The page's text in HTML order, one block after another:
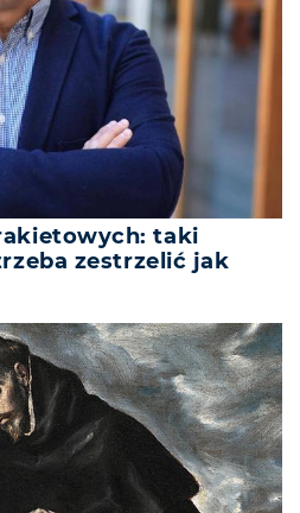
taki
zestrzelić jak